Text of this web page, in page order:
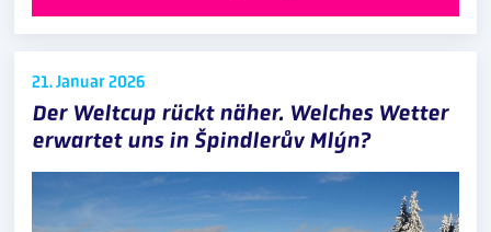
21. Januar2026
Der Weltcup rückt näher. Welches Wetter
erwartet uns in Špindlerův Mlýn?